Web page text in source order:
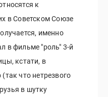
к
в Советском Союзе
именно
в фильме "роль" 3-й
кстати, в
что нетрезвого
в шутку